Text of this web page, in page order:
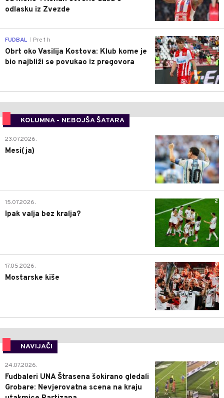
odlasku iz Zvezde
0
FUDBAL Pre 1 h
Obrt oko Vasilija Kostova: Klub kome je
bio najbliži se povukao iz pregovora
KOLUMNA - NEBOJŠA ŠATARA
0
23.07.2026.
Mesi(ja)
2
15.07.2026.
Ipak valja bez kralja?
0
17.05.2026.
Mostarske kiše
NAVIJAČI
0
24.07.2026.
Fudbaleri UNA Štrasena šokirano gledali
Grobare: Nevjerovatna scena na kraju